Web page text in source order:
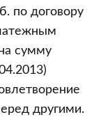
по договору
сумму
другими.